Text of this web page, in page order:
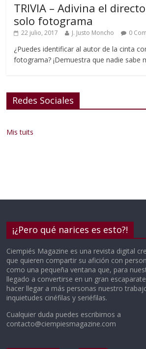
TRIVIA – Adivina el
solo fotograma
22 julio, 2017 J. Justo Moncho 0
¿Puedes identificar al autor de la cinta
fotograma? ¡Demuestra que nadie sabe
Redes Sociales
Mis tuits
¡¿Pero qué narices es esto?!
Ciempiés Magazine es una revista digital
que quieren compartir su afición con
como una pequeña ventana que, para
llegado a convertirse en un gran
hacer llegar a más personas nuestro
inquietudes cinéfilas y seriéfilas.
Cualquier duda puedes escribirnos a
contacto@ciempiesmagazine.com